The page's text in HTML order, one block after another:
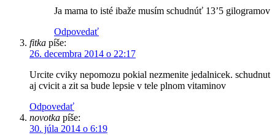
Ja mama to isté ibaže musím schudnúť 13’5 gilogramov
Odpovedať
fitka píše:
26. decembra 2014 o 22:17
Urcite cviky nepomozu pokial nezmenite jedalnicek.
aj cvicit a zit sa bude lepsie v tele plnom vitaminov
Odpovedať
novotka píše:
30. júla 2014 o 6:19